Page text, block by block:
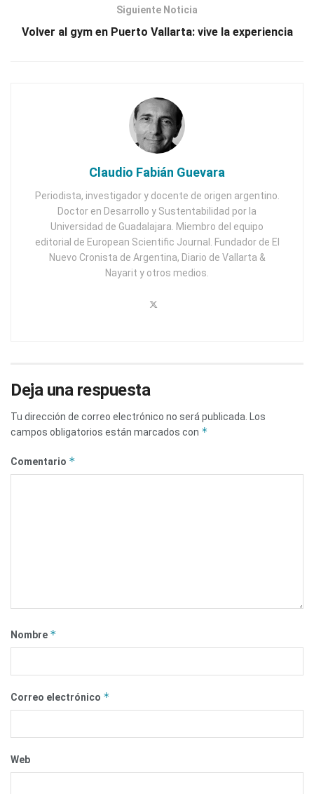
Siguiente Noticia
Volver al gym en Puerto Vallarta: vive la experiencia
Claudio Fabián Guevara
Periodista, investigador y docente de origen argentino.
Doctor en Desarrollo y Sustentabilidad por la
Universidad de Guadalajara. Miembro del equipo
editorial de European Scientific Journal. Fundador de El
Nuevo Cronista de Argentina, Diario de Vallarta &
Nayarit y otros medios.
Deja una respuesta
Tu dirección de correo electrónico no será publicada.
Los
campos obligatorios están marcados con *
Comentario *
Nombre *
Correo electrónico *
Web